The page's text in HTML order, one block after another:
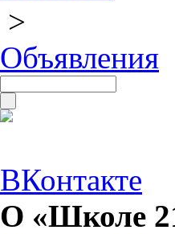
>
Объявления
ВКонтакте
О «Школе